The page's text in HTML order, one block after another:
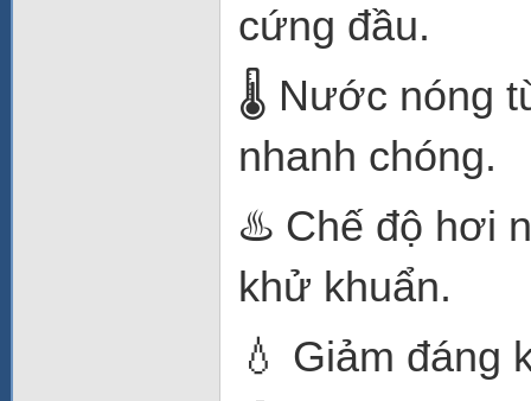
cứng đầu.
🌡️ Nước nóng
nhanh chóng.
♨️ Chế độ hơi
khử khuẩn.
💧 Giảm đáng